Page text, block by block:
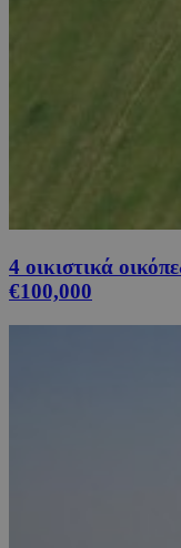
4 οικιστικά
€100,000